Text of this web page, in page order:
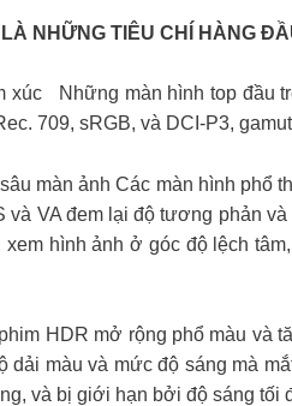
NHỮNG TIÊU CHÍ HÀNG
xúc Những màn hình top đầu
709, sRGB, và DCI-P3,
màn ảnh Các màn hình
và VA đem lại độ tương phản
hình ảnh ở góc độ lệch
HDR mở rộng phổ màu
dải màu và mức độ sáng mà
và bị giới hạn bởi độ sáng tối